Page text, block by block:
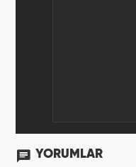
YORUMLAR